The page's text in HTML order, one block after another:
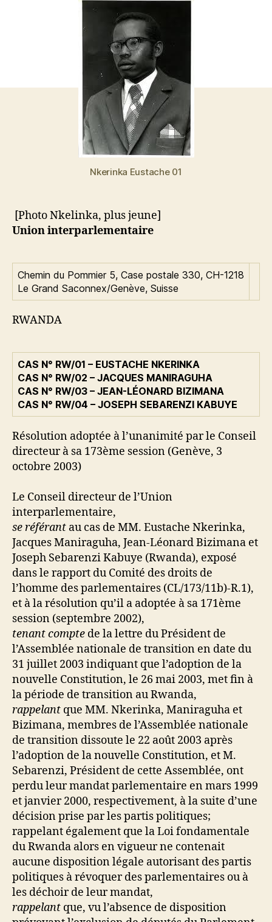
Nkerinka Eustache 01
[Photo Nkelinka, plus jeune]
Union interparlementaire
Chemin du Pommier 5, Case postale 330, CH-1218
Le Grand Saconnex/Genève, Suisse
RWANDA
CAS N° RW/01 – EUSTACHE NKERINKA
CAS N° RW/02 – JACQUES MANIRAGUHA
CAS N° RW/03 – JEAN-LÉONARD BIZIMANA
CAS N° RW/04 – JOSEPH SEBARENZI KABUYE
Résolution adoptée à l’unanimité par le Conseil
directeur à sa 173ème session (Genève, 3
octobre 2003)
Le Conseil directeur de l’Union
interparlementaire,
se référant au cas de MM. Eustache Nkerinka,
Jacques Maniraguha, Jean-Léonard Bizimana et
Joseph Sebarenzi Kabuye (Rwanda), exposé
dans le rapport du Comité des droits de
l’homme des parlementaires (CL/173/11b)-R.1),
et à larésolution qu’il a adoptée à sa 171ème
session (septembre 2002),
tenant compte de la lettre du Président de
l’Assemblée nationale de transition en date du
31 juillet 2003 indiquant que l’adoption de la
nouvelle Constitution, le 26 mai 2003, met fin à
la période de transition au Rwanda,
rappelant que MM. Nkerinka, Maniraguha et
Bizimana, membres de l’Assemblée nationale
de transition dissoute le 22 août 2003 après
l’adoption de la nouvelle Constitution, et M.
Sebarenzi, Président de cette Assemblée, ont
perdu leur mandat parlementaire en mars 1999
et janvier 2000, respectivement, à la suite d’une
décision prise par les partis politiques;
rappelant également que la Loi fondamentale
du Rwanda alors en vigueur ne contenait
aucune disposition légale autorisant des partis
politiques à révoquer des parlementaires ou à
les déchoir de leur mandat,
rappelant que, vu l’absence de disposition